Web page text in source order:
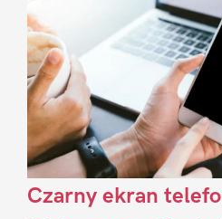
Czarny ekran